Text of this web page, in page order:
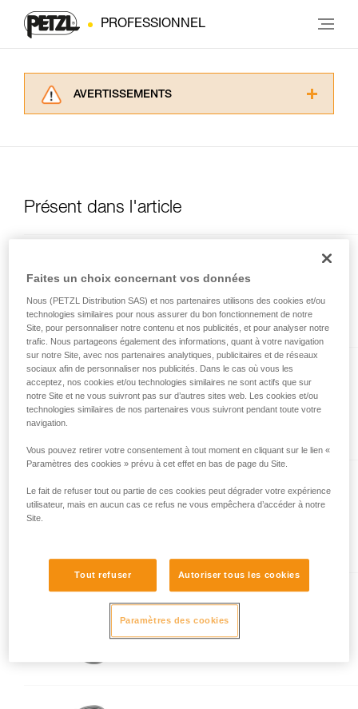
PROFESSIONNEL
AVERTISSEMENTS
d’informations.
de la reproduire en autonomie.
Nous donnons des exemples de techniques
liées à votre activité. Il peut en exister d’autres
que nous ne décrivons pas ici.
Présent dans l'article
résistance
OK
Mousqueton ovale léger
Sm'D
Am’D PIN-LOCK
Mousqueton aluminium
asymétrique, déverrouillable
Faites un choix concernant vos données
Nous (PETZL Distribution SAS) et nos partenaires utilisons des cookies et/ou
technologies similaires pour nous assurer du bon fonctionnement de notre
Site, pour personnaliser notre contenu et nos publicités, et pour analyser notre
trafic. Nous partageons également des informations, quant à votre navigation
sur notre Site, avec nos partenaires analytiques, publicitaires et de réseaux
sociaux afin de personnaliser nos publicités. Dans le cas où vous les
acceptez, nos cookies et/ou technologies similaires ne sont actifs que sur
notre Site et ne vous suivront pas sur d’autres sites web. Les cookies et/ou
technologies similaires de nos partenaires vous suivront pendant toute votre
navigation.
Vous pouvez retirer votre consentement à tout moment en cliquant sur le lien «
Paramètres des cookies » prévu à cet effet en bas de page du Site.
Le fait de refuser tout ou partie de ces cookies peut dégrader votre expérience
utilisateur, mais en aucun cas ce refus ne vous empêchera d’accéder à notre
Site.
Tout refuser Autoriser tous les cookies
Paramètres des cookies